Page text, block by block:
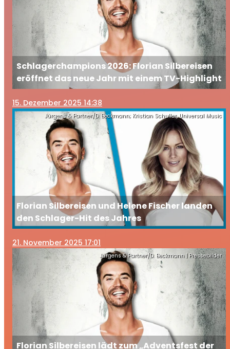
Schlagerchampions 2026: Florian Silbereisen
eröffnet das neue Jahr mit einem TV-Highlight
15. Dezember 2025 14:38
Jürgens & Partner/D. Beckmann; Kristian Schuller, Universal Music
Florian Silbereisen und Helene Fischer landen
den Schlager-Hit des Jahres
21. November 2025 17:01
Jürgens & Partner/D. Beckmann | Pressebilder
Florian Silbereisen lädt zum „Adventsfest der